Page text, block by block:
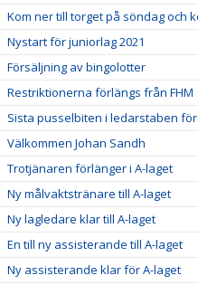
Kom ner till torget på söndag och
Nystart för juniorlag 2021
Försäljning av bingolotter
Restriktionerna förlängs från FHM
Sista pusselbiten i ledarstaben
Välkommen Johan Sandh
Trotjänaren förlänger i A-laget
Ny målvaktstränare till A-laget
Ny lagledare klar till A-laget
En till ny assisterande till A-laget
Ny assisterande klar för A-laget